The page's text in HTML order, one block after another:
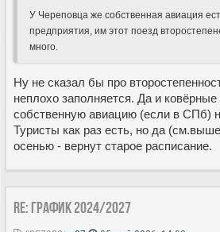
У Череповца же собственная авиация
предприятия, им этот поезд
много.
Ну не сказал бы про
неплохо заполняется. Да и
собственную авиацию (если в СПб)
Туристы как раз есть, но да
осенью - вернут старое расписание.
Re: ГРАФИК 2024/2027